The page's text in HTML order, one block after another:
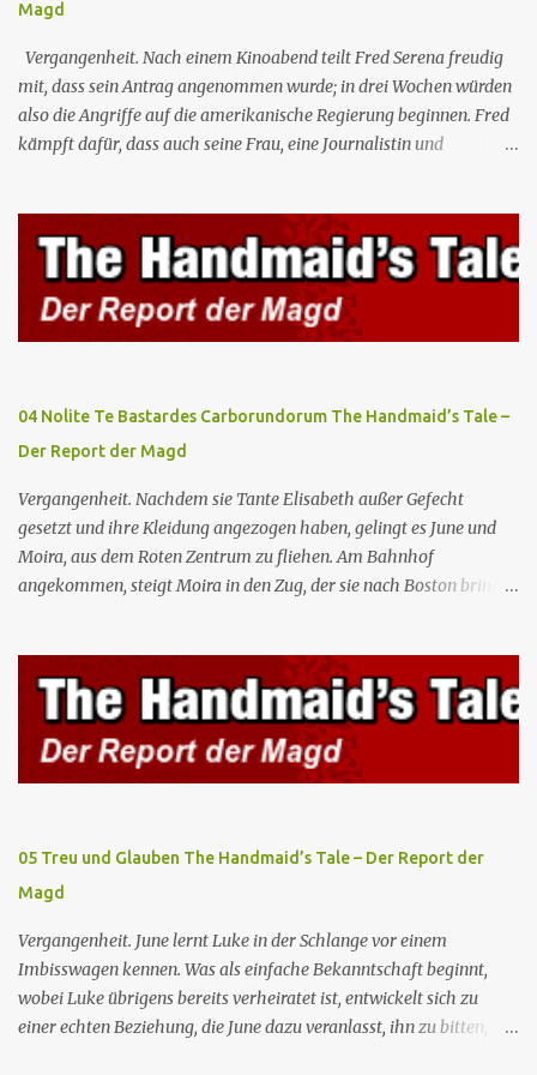
Magd
Vergangenheit. Nach einem Kinoabend teilt Fred Serena freudig
mit, dass sein Antrag angenommen wurde; in drei Wochen würden
also die Angriffe auf die amerikanische Regierung beginnen. Fred
kämpft dafür, dass auch seine Frau, eine Journalistin und
Teilnahme von Frauen weiterhin entschieden ab. Gegenwart. Die
Waterfords beherbergen eine Delegation aus Mexiko, um ein für
Gilead lebenswichtiges Handelsabkommen zu unterzeichnen.
Botschafterin Castillo konfrontiert Serena mit ihrem Buch „Der
Platz einer Frau”, das als Manifest von Gilead gilt und einen
oberstes Gut die Fortpflanzung ist. June und andere Mägde werden
wo Serena stolz die „Kinder von Gilead” vorstellt. June nutzt die
Gelegenheit, mit Castillo unter vier Augen zu sprechen, ...
04 Nolite Te Bastardes Carborundorum The Handmaid’s Tale –
Der Report der Magd
Vergangenheit. Nachdem sie Tante Elisabeth außer Gefecht
gesetzt und ihre Kleidung angezogen haben, gelingt es June und
Moira, aus dem Roten Zentrum zu fliehen. Am Bahnhof
angekommen, steigt Moira in den Zug, der sie nach Boston bringen
Elisabeth sie mit der Peitsche bestraft. Gegenwart. June ist seit
dreizehn Tagen in ihrem Zimmer eingesperrt und entdeckt im
Kleiderschrank die Inschrift „Nolite te bastardes carborundorum”,
die wahrscheinlich von der Magd Difred hinterlassen wurde, die
vor ihr dort war. In Erwartung der Zeremonie bringt Serena June
Fred unfruchtbar ist und nur sie für eine ausbleibende
Schwangerschaft verantwortlich gemacht würde. June lehnt ab,
auch wenn dies das Scheitern der Zeremonie bedeutet. Während
des versprochenen Scrabble-Spiels fragt June Fred nach der
Bedeutung des lat...
05 Treu und Glauben The Handmaid’s Tale – Der Report der
Magd
Vergangenheit. June lernt Luke in der Schlange vor einem
Imbisswagen kennen. Was als einfache Bekanntschaft beginnt,
wobei Luke übrigens bereits verheiratet ist, entwickelt sich zu
einer echten Beziehung, die June dazu veranlasst, ihn zu bitten,